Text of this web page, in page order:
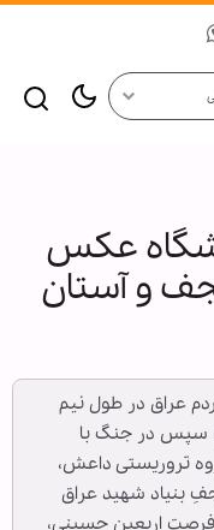
عکس
و آستان
عراق در طول نیم
سپس در جنگ با
تروریستی داعش،
بنیاد شهید عراق
فرصت اربعین حسینی،